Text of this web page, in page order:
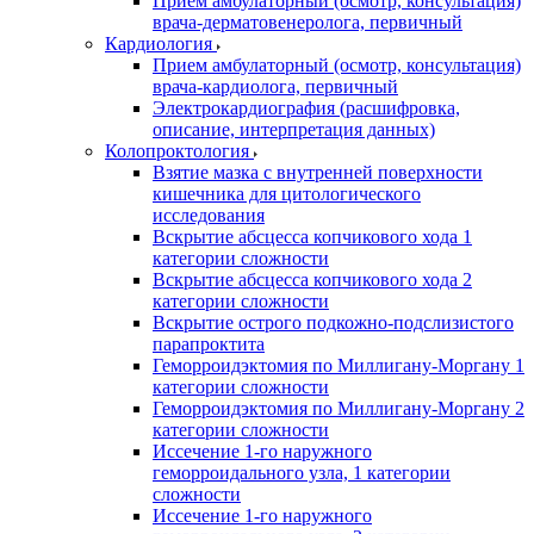
врача-дерматовенеролога, первичный
Кардиология
Прием амбулаторный (осмотр, консультация)
врача-кардиолога, первичный
Электрокардиография (расшифровка,
описание, интерпретация данных)
Колопроктология
Взятие мазка с внутренней поверхности
кишечника для цитологического
исследования
Вскрытие абсцесса копчикового хода 1
категории сложности
Вскрытие абсцесса копчикового хода 2
категории сложности
Вскрытие острого подкожно-подслизистого
парапроктита
Геморроидэктомия по Миллигану-Моргану 1
категории сложности
Геморроидэктомия по Миллигану-Моргану 2
категории сложности
Иссечение 1-го наружного
геморроидального узла, 1 категории
сложности
Иссечение 1-го наружного